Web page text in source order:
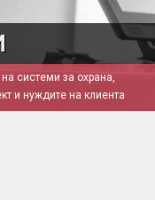
системи за охрана,
и нуждите на клиента